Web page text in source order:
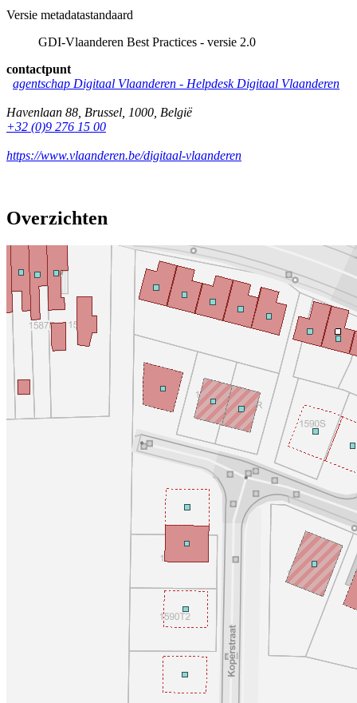
Versie metadatastandaard
GDI-Vlaanderen Best Practices - versie 2.0
contactpunt
agentschap Digitaal Vlaanderen - Helpdesk Digitaal Vlaanderen
Havenlaan 88, Brussel, 1000, België
+32 (0)9 276 15 00
https://www.vlaanderen.be/digitaal-vlaanderen
Overzichten